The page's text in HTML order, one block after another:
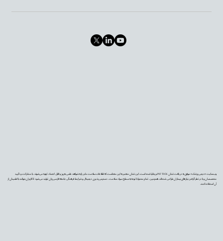
وب‌سایت «دیجی‌پزشک» موفق به دریافت نشان PIF TICK بریتانیا شده است. این نشان معتبر به این معناست که اطلاعات سلامت ما بر پایه شواهد علمی به‌روز و قابل اعتماد تهیه می‌شوند، با مشارکت و تأیید
متخصصان و با در نظر گرفتن نیازهای بیماران طراحی شده‌اند. همچنین، تمام محتوا با توجه به سطح سواد سلامت، دسترس‌پذیری دیجیتال و شرایط فرهنگی جامعه فارسی‌زبان تولید می‌شود تا کاربران بتوانند با اطمینان از
آن استفاده کنند.